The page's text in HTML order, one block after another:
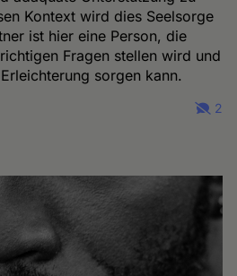
Kontext wird dies Seelsorge
ist hier eine Person, die
Fragen stellen wird und
sorgen kann.
2